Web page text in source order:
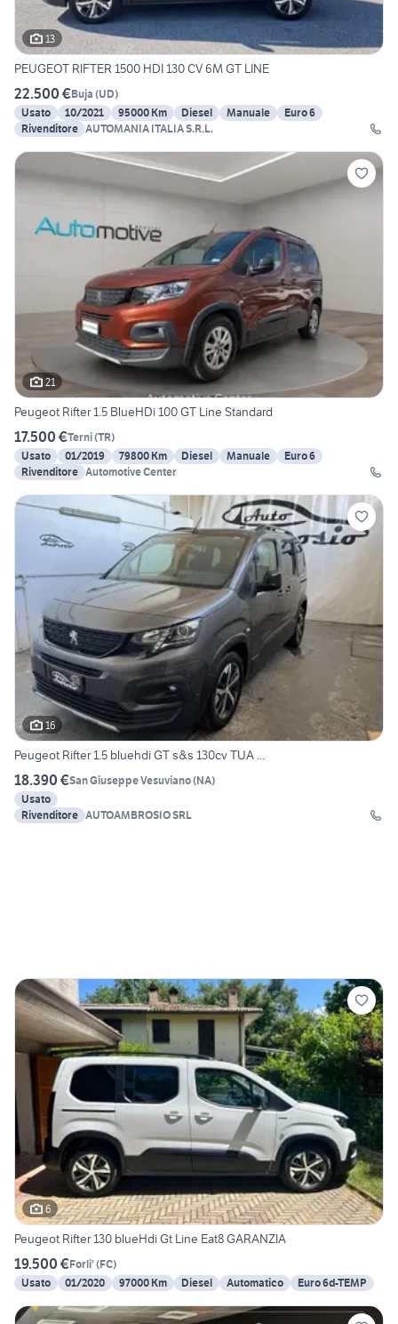
13
PEUGEOT RIFTER 1500 HDI 130 CV 6M GT LINE
22.500 €Buja (UD)
Usato
10/2021 95000 Km Diesel Manuale
Euro 6
Rivenditore AUTOMANIA ITALIA S.R.L.
21
Peugeot Rifter 1.5 BlueHDi 100 GT Line Standard
17.500 €Terni(TR)
Usato
01/2019 79800 Km Diesel Manuale
Euro 6
Rivenditore Automotive Center
16
Peugeot Rifter 1.5 bluehdi GT s&s 130cv TUA ...
18.390 €San Giuseppe Vesuviano(NA)
Usato
Rivenditore AUTOAMBROSIO SRL
6
Peugeot Rifter 130 blueHdi Gt Line Eat8 GARANZIA
19.500 €Forli' (FC)
Usato
01/2020 97000 Km Diesel Automatico Euro 6d-TEMP